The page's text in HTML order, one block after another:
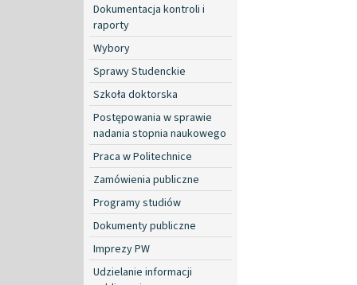
Dokumentacja kontroli i
raporty
Wybory
Sprawy Studenckie
Szkoła doktorska
Postępowania w sprawie
nadania stopnia naukowego
Praca w Politechnice
Zamówienia publiczne
Programy studiów
Dokumenty publiczne
Imprezy PW
Udzielanie informacji